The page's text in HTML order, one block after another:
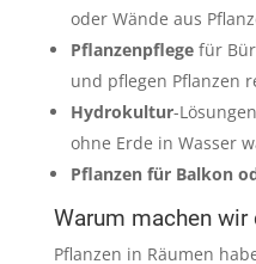
oder Wände aus
Pflanzenpflege für
und pflegen Pflanzen
Hydrokultur-
ohne Erde in Wasser
Pflanzen für Balkon
Warum machen wir
Pflanzen in Räumen